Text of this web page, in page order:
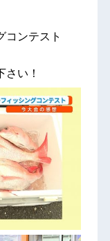
コンテスト
い！